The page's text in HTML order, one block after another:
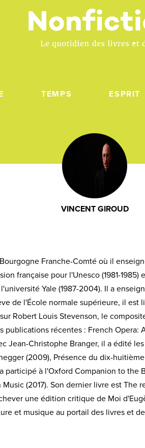
TEMPS ESPRIT
VINCENT GIROUD
Franche-Comté où il
française pour l'Unesco (1981-
Yale (1987-2004). Il a
de l'École normale supérieure, il
Robert Louis Stevenson, le
récentes : French Opera:
Jean-Christophe Branger, il a édité
(2009), Présence du dix-
participé à l'Oxford Companion to
(2017). Son dernier livre est
une édition critique de Moi
et musique au portail des livres et